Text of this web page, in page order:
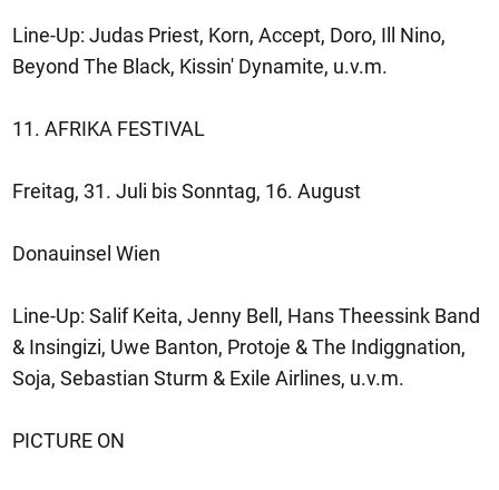
Line-Up: Judas Priest, Korn, Accept, Doro, Ill Nino,
Beyond The Black, Kissin' Dynamite, u.v.m.
11. AFRIKA FESTIVAL
Freitag, 31. Juli bis Sonntag, 16. August
Donauinsel Wien
Line-Up: Salif Keita, Jenny Bell, Hans Theessink Band
& Insingizi, Uwe Banton, Protoje & The Indiggnation,
Soja, Sebastian Sturm & Exile Airlines, u.v.m.
PICTURE ON